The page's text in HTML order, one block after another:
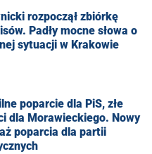
rozpoczął zbiórkę
Padły mocne słowa o
sytuacji w Krakowie
poparcie dla PiS, złe
dla Morawieckiego. Nowy
poparcia dla partii